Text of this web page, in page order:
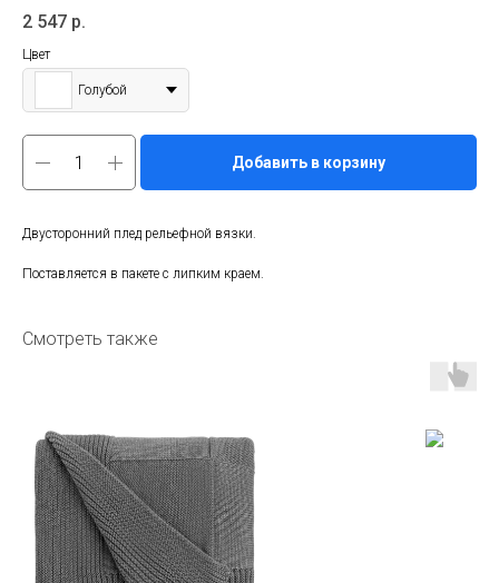
2 547 р.
Цвет
Голубой
Добавить в корзину
Двусторонний плед рельефной вязки.
Поставляется в пакете с липким краем.
Смотреть также